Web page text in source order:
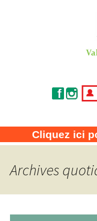
CLCV Val
Association de
et usagers
Cliquez ici
Archives